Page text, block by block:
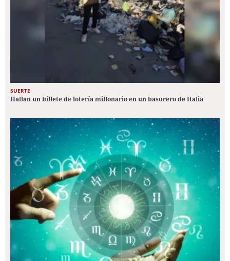
SUERTE
Hallan un billete de lotería millonario en un basurero de Italia